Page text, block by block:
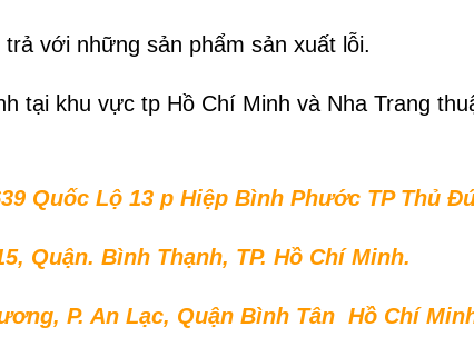
với những sản phẩm sản xuất lỗi.
tại khu vực tp Hồ Chí Minh và Nha Trang
Quốc Lộ 13 p Hiệp Bình Phước TP Thủ
Quận. Bình Thạnh, TP. Hồ Chí Minh.
P. An Lạc, Quận Bình Tân Hồ Chí